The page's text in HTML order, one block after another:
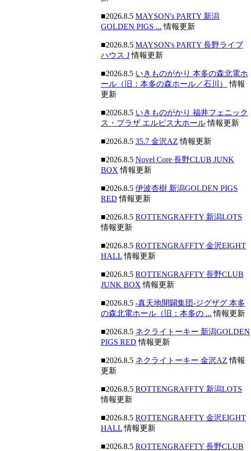
■2026.8.5 MAYSON's PARTY 新潟
GOLDEN PIGS ... 情報更新
■2026.8.5 MAYSON's PARTY 長野ライブ
ハウス J情報更新
■2026.8.5 いきものがかり 本多の森北電ホ
ール（旧：本多の森ホール／石川）
情報
更新
■2026.8.5 いきものがかり 福井フェニック
ス・プラザ エルピス大ホール情報更新
■2026.8.5 35.7 金沢AZ 情報更新
■2026.8.5 Novel Core 長野CLUB JUNK
BOX 情報更新
■2026.8.5 伊波杏樹 新潟GOLDEN PIGS
RED 情報更新
■2026.8.5 ROTTENGRAFFTY 新潟LOTS
情報更新
■2026.8.5 ROTTENGRAFFTY 金沢EIGHT
HALL情報更新
■2026.8.5 ROTTENGRAFFTY 長野CLUB
JUNK BOX 情報更新
■2026.8.5 -真天地開闢集団-ジグザグ 本多
の森北電ホール（旧：本多の ... 情報更新
■2026.8.5 ネクライトーキー 新潟GOLDEN
PIGS RED 情報更新
■2026.8.5 ネクライトーキー 金沢AZ 情報
更新
■2026.8.5 ROTTENGRAFFTY 新潟LOTS
情報更新
■2026.8.5 ROTTENGRAFFTY 金沢EIGHT
HALL情報更新
■2026.8.5 ROTTENGRAFFTY 長野CLUB